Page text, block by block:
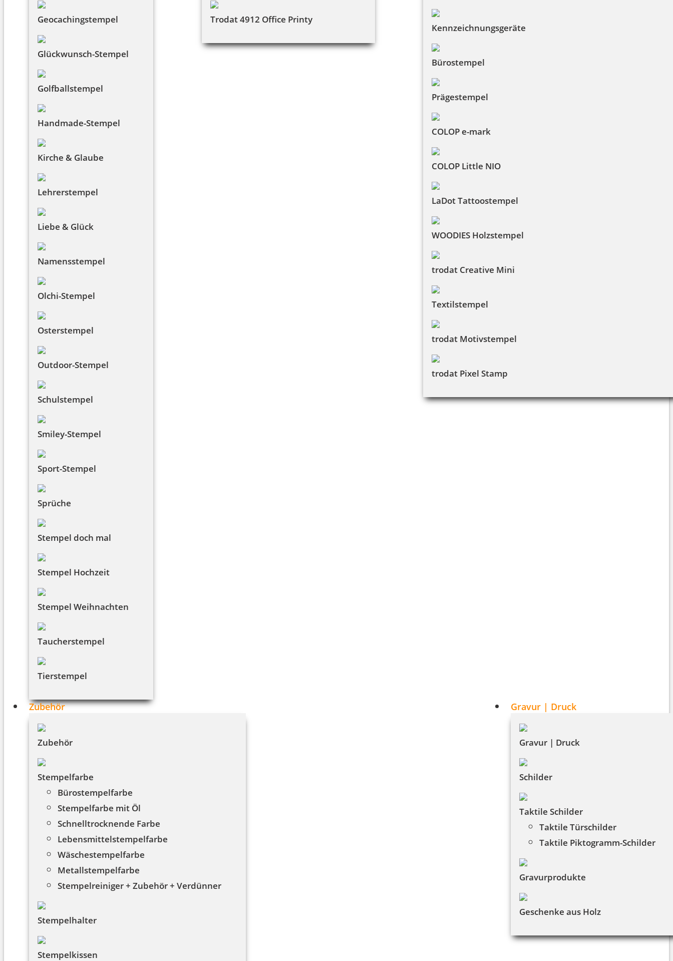
Geocachingstempel
Glückwunsch-Stempel
Golfballstempel
Handmade-Stempel
Kirche & Glaube
Lehrerstempel
Liebe & Glück
Namensstempel
Olchi-Stempel
Osterstempel
Outdoor-Stempel
Schulstempel
Smiley-Stempel
Sport-Stempel
Sprüche
Stempel doch mal
Stempel Hochzeit
Stempel Weihnachten
Taucherstempel
Tierstempel
Trodat 4912 Office Printy
Kennzeichnungsgeräte
Bürostempel
Prägestempel
COLOP e-mark
COLOP Little NIO
LaDot Tattoostempel
WOODIES Holzstempel
trodat Creative Mini
Textilstempel
trodat Motivstempel
trodat Pixel Stamp
Zubehör
Zubehör
Stempelfarbe
Bürostempelfarbe
Stempelfarbe mit Öl
Schnelltrocknende Farbe
Lebensmittelstempelfarbe
Wäschestempelfarbe
Metallstempelfarbe
Stempelreiniger + Zubehör + Verdünner
Stempelhalter
Stempelkissen
Gravur | Druck
Gravur | Druck
Schilder
Taktile Schilder
Taktile Türschilder
Taktile Piktogramm-Schilder
Gravurprodukte
Geschenke aus Holz